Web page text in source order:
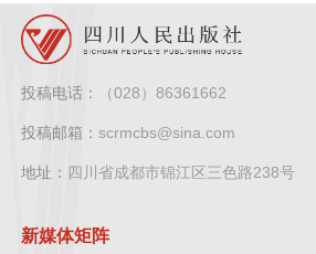
投稿电话： （028）86361662
投稿邮箱： scrmcbs@sina.com
地址： 四川省成都市锦江区三色路238号
新媒体矩阵